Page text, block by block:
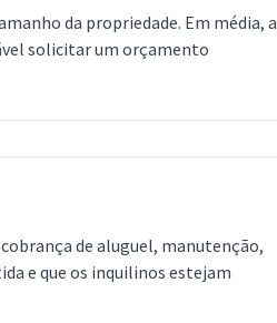
da propriedade. Em média, a
solicitar um orçamento
de aluguel, manutenção,
e que os inquilinos estejam